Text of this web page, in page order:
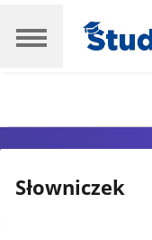
Słowniczek